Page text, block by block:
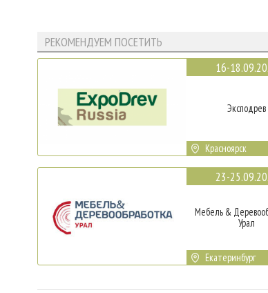
РЕКОМЕНДУЕМ ПОСЕТИТЬ
16-
Эксподрев
Красноярск
23-
Мебель &
Урал
Екатеринбург